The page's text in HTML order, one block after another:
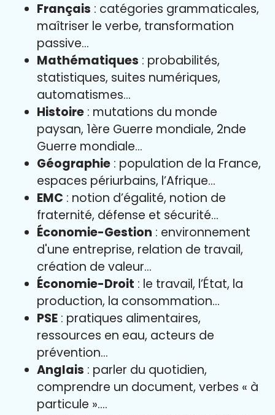
Français : catégories grammaticales,
maîtriser le verbe, transformation
passive…
Mathématiques : probabilités,
statistiques, suites numériques,
automatismes…
Histoire : mutations du monde
paysan, 1ère Guerre mondiale, 2nde
Guerre mondiale…
Géographie : population de la France,
espaces périurbains, l’Afrique…
EMC : notion d’égalité, notion de
fraternité, défense et sécurité…
Économie-Gestion : environnement
d'une entreprise, relation de travail,
création de valeur…
Économie-Droit : le travail, l’État, la
production, la consommation…
PSE : pratiques alimentaires,
ressources en eau, acteurs de
prévention…
Anglais : parler du quotidien,
comprendre un document, verbes « à
particule »….